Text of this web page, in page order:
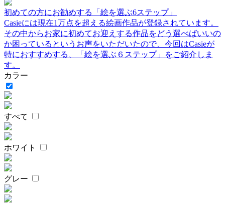
初めての方にお勧めする「絵を選ぶ6ステップ」
Casieには現在1万点を超える絵画作品が登録されています。
その中からお家に初めてお迎えする作品をどう選べばいいの
か困っているというお声をいただいたので、今回はCasieが
特におすすめする、「絵を選ぶ６ステップ」をご紹介しま
す。
カラー
すべて
ホワイト
グレー